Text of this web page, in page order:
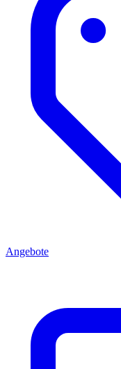
Angebote